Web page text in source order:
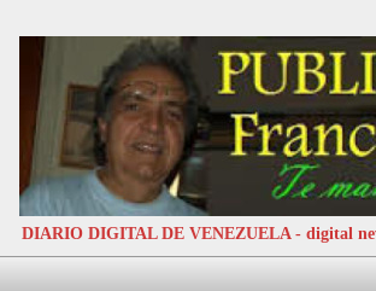
DIARIO DIGITAL DE VENEZUELA - digital